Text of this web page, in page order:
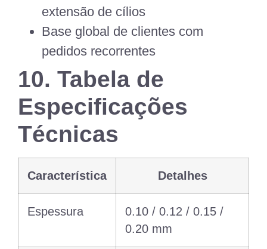
extensão de cílios
Base global de clientes com
pedidos recorrentes
10. Tabela de
Especificações
Técnicas
Característica Detalhes
Espessura
0.10 / 0.12 / 0.15 /
0.20 mm